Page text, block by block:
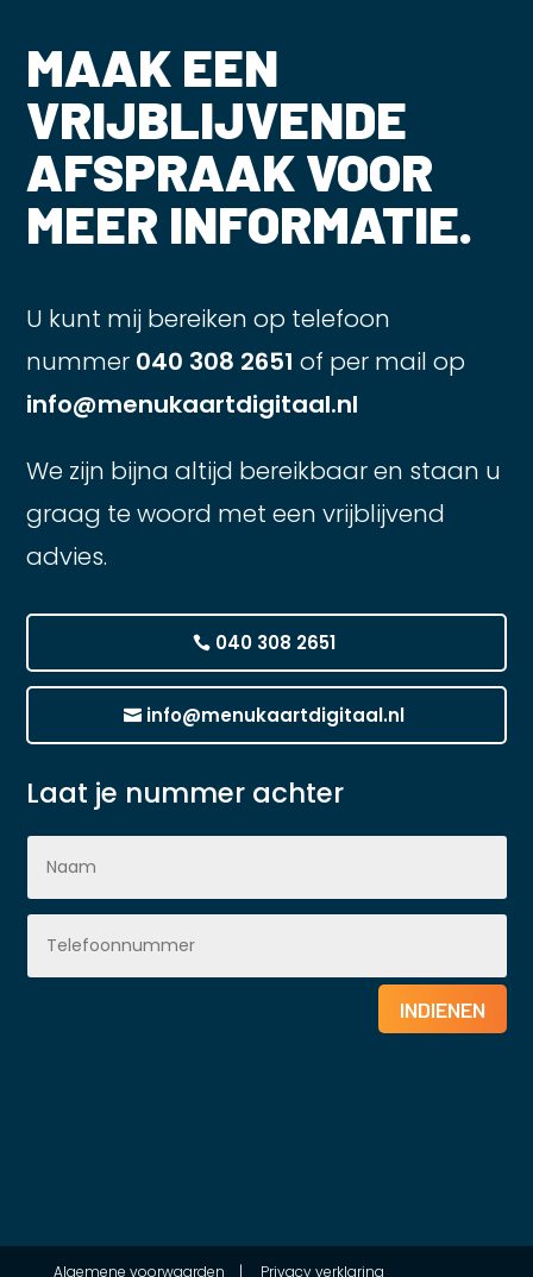
MAAK EEN
VRIJBLIJVENDE
AFSPRAAK VOOR
MEER INFORMATIE.
U kunt mij bereiken op telefoon
nummer 040 308 2651 of per mail op
info@menukaartdigitaal.nl
We zijn bijna altijd bereikbaar en staan u
graag te woord met een vrijblijvend
advies.
040 308 2651
info@menukaartdigitaal.nl
Laat je nummer achter
INDIENEN
Algemene voorwaarden | Privacy verklaring